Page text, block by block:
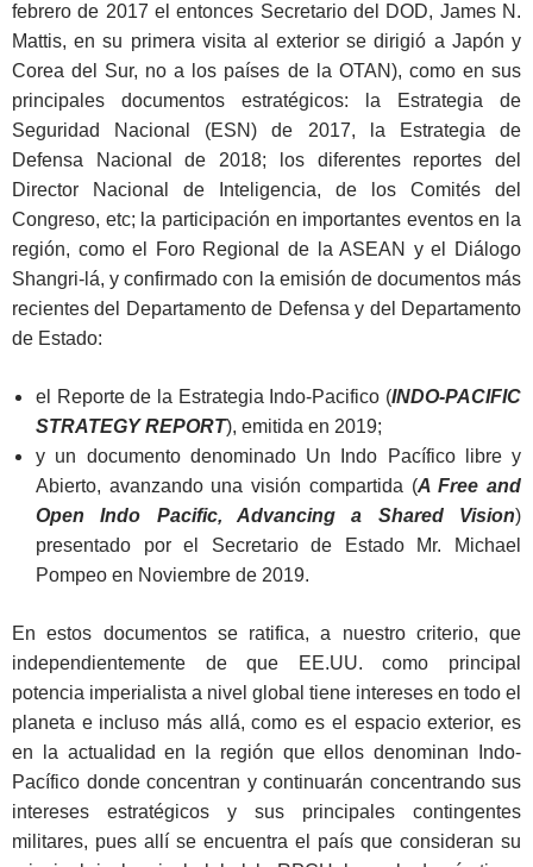
febrero de 2017 el entonces Secretario del DOD, James N.
Mattis, en su primera visita al exterior se dirigió a Japón y
Corea del Sur, no a los países de la OTAN), como en sus
principales documentos estratégicos: la Estrategia de
Seguridad Nacional (ESN) de 2017, la Estrategia de
Defensa Nacional de 2018; los diferentes reportes del
Director Nacional de Inteligencia, de los Comités del
Congreso, etc; la participación en importantes eventos en la
región, como el Foro Regional de la ASEAN y el Diálogo
Shangri-lá, y confirmado con la emisión de documentos más
recientes del Departamento de Defensa y del Departamento
de Estado:
el Reporte de la Estrategia Indo-Pacifico (INDO-PACIFIC
STRATEGY REPORT), emitida en 2019;
y un documento denominado Un Indo Pacífico libre y
Abierto, avanzando una visión compartida (A Free and
Open Indo Pacific, Advancing a Shared Vision)
presentado por el Secretario de Estado Mr. Michael
Pompeo en Noviembre de 2019.
En estos documentos se ratifica, a nuestro criterio, que
independientemente de que EE.UU. como principal
potencia imperialista a nivel global tiene intereses en todo el
planeta e incluso más allá, como es el espacio exterior, es
en la actualidad en la región que ellos denominan Indo-
Pacífico donde concentran y continuarán concentrando sus
intereses estratégicos y sus principales contingentes
militares, pues allí se encuentra el país que consideran su